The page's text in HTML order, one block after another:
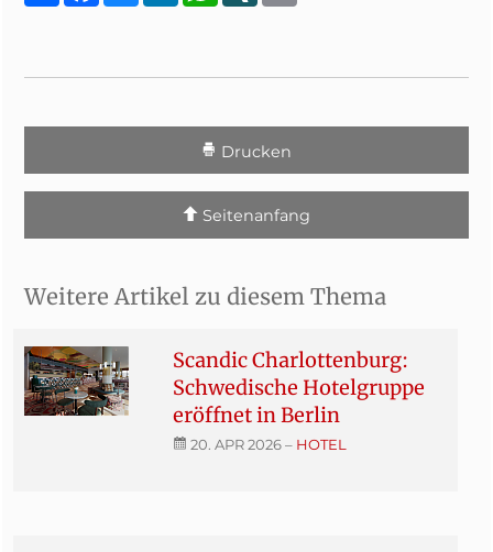
Drucken
Seitenanfang
Weitere Artikel zu diesem Thema
Scandic Charlottenburg:
Schwedische Hotelgruppe
eröffnet in Berlin
20. APR 2026– HOTEL